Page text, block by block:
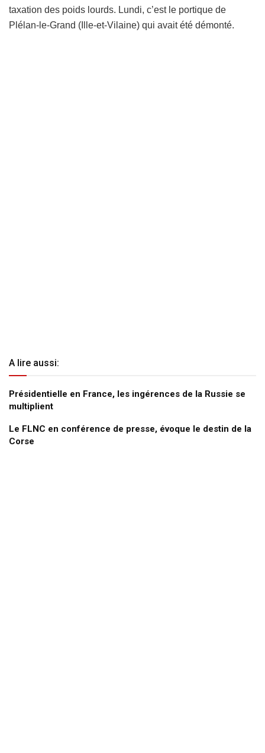
taxation des poids lourds. Lundi, c’est le portique de
Plélan-le-Grand (Ille-et-Vilaine) qui avait été démonté.
A lire aussi:
Présidentielle en France, les ingérences de la Russie se
multiplient
Le FLNC en conférence de presse, évoque le destin de la
Corse